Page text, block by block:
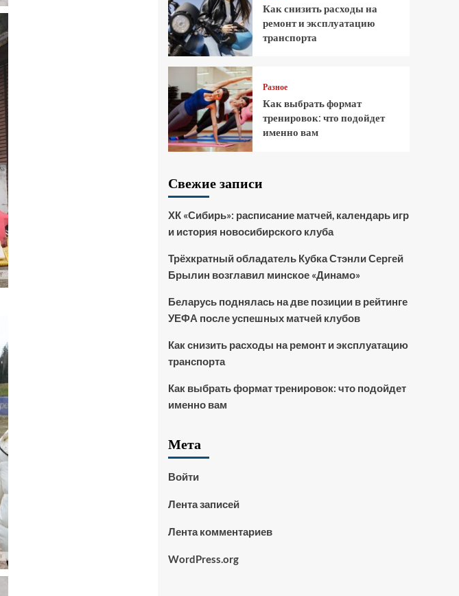
Как снизить расходы на
ремонт и эксплуатацию
транспорта
Разное
Как выбрать формат
тренировок: что подойдет
именно вам
Свежие записи
ХК «Сибирь»: расписание матчей, календарь игр
и история новосибирского клуба
Трёхкратный обладатель Кубка Стэнли Сергей
Брылин возглавил минское «Динамо»
Беларусь поднялась на две позиции в рейтинге
УЕФА после успешных матчей клубов
Как снизить расходы на ремонт и эксплуатацию
транспорта
Как выбрать формат тренировок: что подойдет
именно вам
Мета
Войти
Лента записей
Лента комментариев
WordPress.org